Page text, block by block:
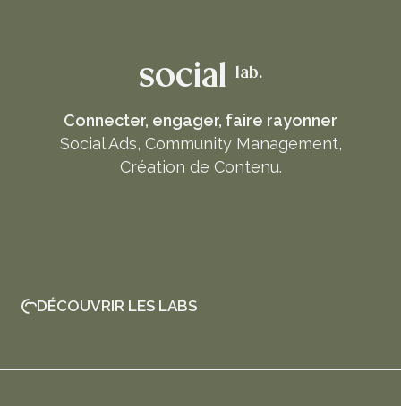
social lab.
Connecter, engager, faire rayonner
Social Ads, Community Management,
Création de Contenu.
DÉCOUVRIR LES LABS